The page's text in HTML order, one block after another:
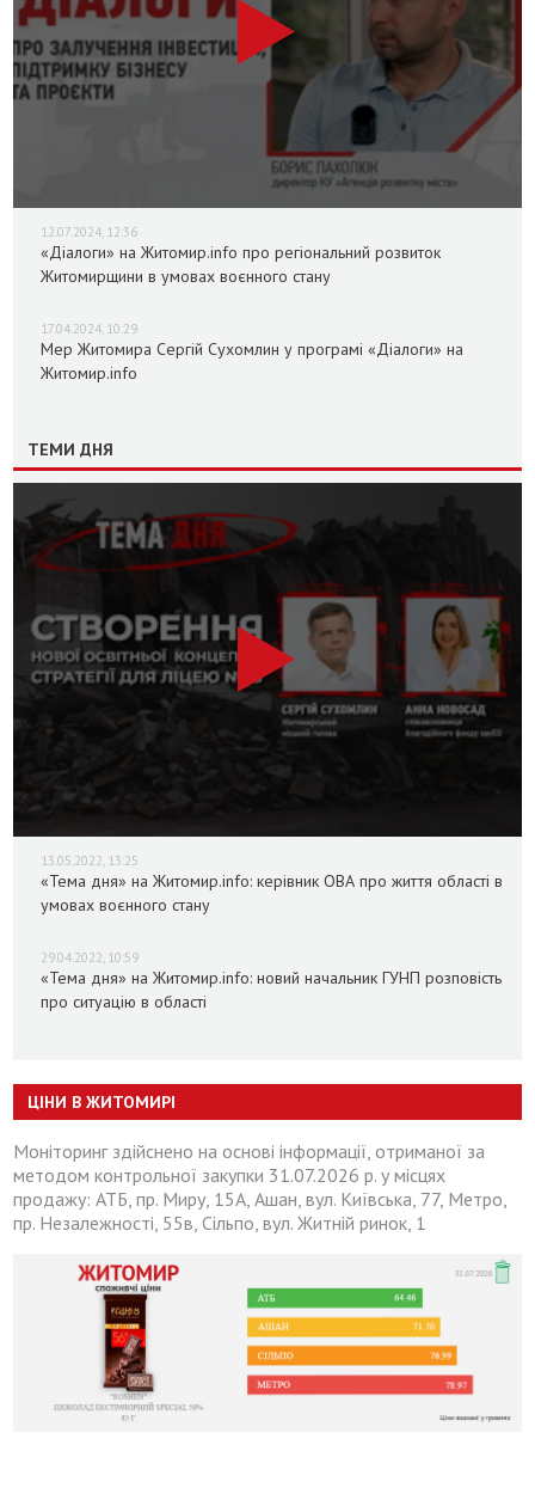
12.07.2024, 12:36
«Діалоги» на Житомир.info про регіональний розвиток
Житомирщини в умовах воєнного стану
17.04.2024, 10:29
Мер Житомира Сергій Сухомлин у програмі «Діалоги» на
Житомир.info
ТЕМИ ДНЯ
13.05.2022, 13:25
«Тема дня» на Житомир.info: керівник ОВА про життя області в
умовах воєнного стану
29.04.2022, 10:59
«Тема дня» на Житомир.info: новий начальник ГУНП розповість
про ситуацію в області
ЦІНИ В ЖИТОМИРІ
Моніторинг здійснено на основі інформації, отриманої за
методом контрольної закупки 31.07.2026 р. у місцях
продажу: АТБ, пр. Миру, 15А, Ашан, вул. Київська, 77, Метро,
пр. Незалежності, 55в, Сільпо, вул. Житній ринок, 1